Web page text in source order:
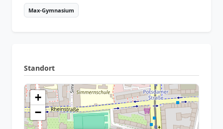
Max-Gymnasium
Standort
+
−